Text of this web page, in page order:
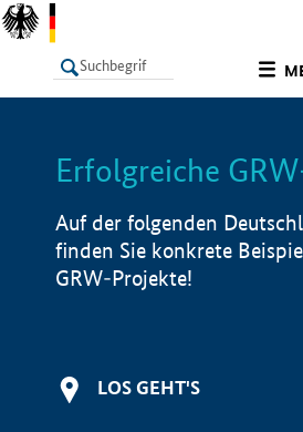
LISTE
Erfolgreiche
Auf der folgenden
finden Sie konkrete
GRW-Projekte!
LOS GEHT'S